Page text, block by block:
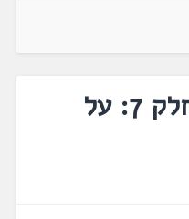
לתקן את המתקן חלק 7: על